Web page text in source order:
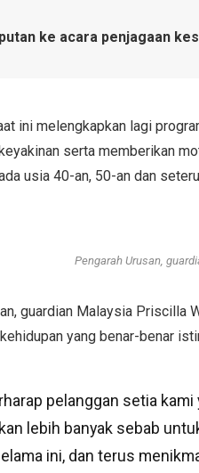
ke acara penjagaan
ini melengkapkan lagi
serta memberikan
usia 40-an, 50-an dan
Pengarah Urusan,
guardian Malaysia Priscilla
yang benar-benar
pelanggan setia
lebih banyak sebab
ini, dan terus